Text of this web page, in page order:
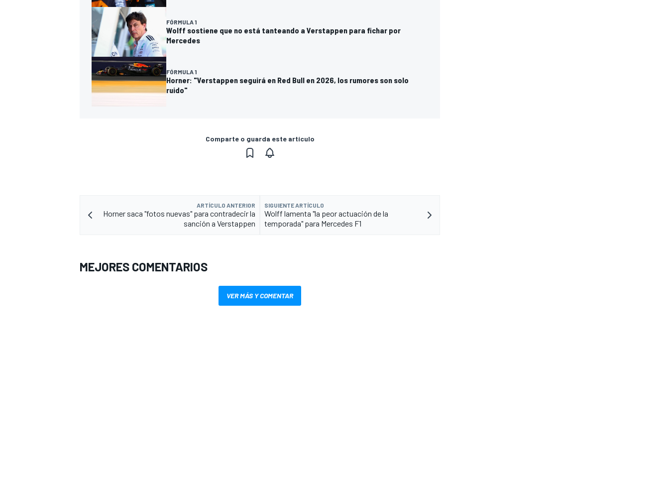
FÓRMULA 1
Wolff sostiene que no está tanteando a Verstappen para fichar por
Mercedes
FÓRMULA 1
Horner: "Verstappen seguirá en Red Bull en 2026, los rumores son solo
ruido"
Comparte o guarda este artículo
ARTÍCULO ANTERIOR
Horner saca "fotos nuevas" para contradecir la
sanción a Verstappen
SIGUIENTE ARTÍCULO
Wolff lamenta "la peor actuación de la
temporada" para Mercedes F1
MEJORES COMENTARIOS
VER MÁS Y COMENTAR